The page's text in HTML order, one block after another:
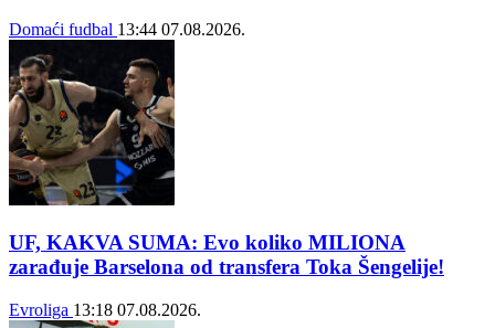
Domaći fudbal 13:44 07.08.2026.
UF, KAKVA SUMA: Evo koliko MILIONA
zarađuje Barselona od transfera Toka Šengelije!
Evroliga 13:18 07.08.2026.